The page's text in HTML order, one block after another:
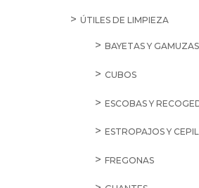
ÚTILES DE LIMPIEZA
BAYETAS Y GAMUZAS
CUBOS
ESCOBAS Y
ESTROPAJOS Y
FREGONAS